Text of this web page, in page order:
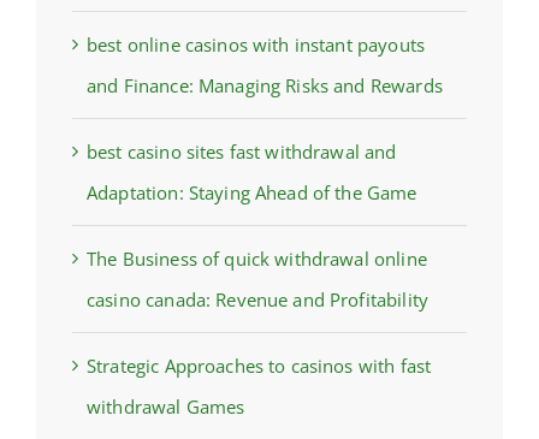
best online casinos with instant payouts
and Finance: Managing Risks and Rewards
best casino sites fast withdrawal and
Adaptation: Staying Ahead of the Game
The Business of quick withdrawal online
casino canada: Revenue and Profitability
Strategic Approaches to casinos with fast
withdrawal Games